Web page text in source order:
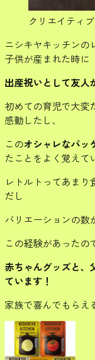
クリエイティ
ニシキヤキッチンの
子供が産まれた時に
出産祝いとして友人
初めての育児で大変
感動したし、
このオシャレなパッ
たことをよく覚えて
レトルトってあま
だし
バリエーションの数
この経験があったの
赤ちゃんグッズと、
ています！
家族で喜んでもらえ